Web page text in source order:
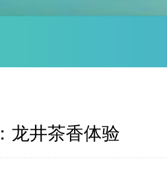
龙井茶香体验